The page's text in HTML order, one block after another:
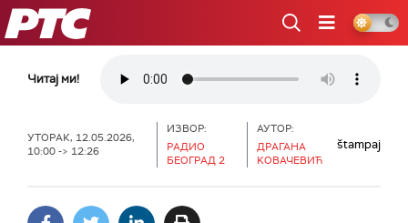
РТС
Читај ми!
УТОРАК, 12.05.2026,
10:00 -> 12:26
ИЗВОР:
РАДИО
БЕОГРАД 2
АУТОР:
ДРАГАНА
KОВАЧЕВИЋ
štampaj